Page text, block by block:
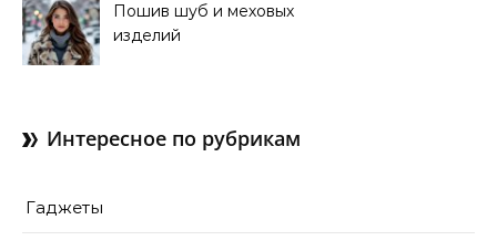
Пошив шуб и меховых
изделий
Интересное по рубрикам
Гаджеты